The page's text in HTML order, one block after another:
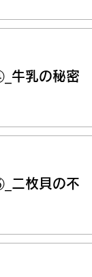
牛乳の秘密
二枚貝の不